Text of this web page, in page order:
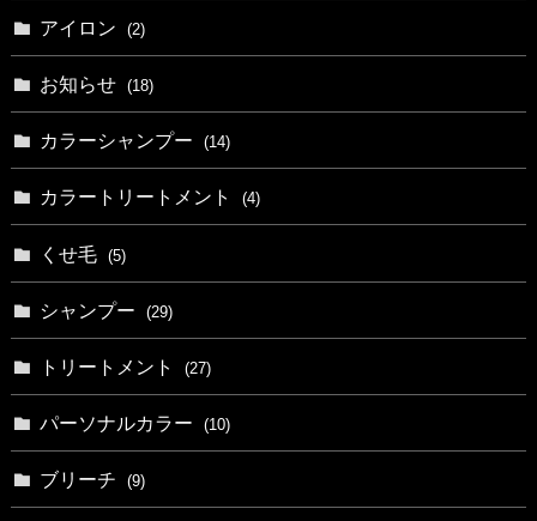
アイロン (2)
お知らせ (18)
カラーシャンプー (14)
カラートリートメント (4)
くせ毛 (5)
シャンプー (29)
トリートメント (27)
パーソナルカラー (10)
ブリーチ (9)